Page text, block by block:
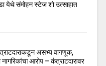
येथे संमोहन स्टेज शो उत्साहात
असभ्य वागणूक,
आरोप – कंत्राटदारावर